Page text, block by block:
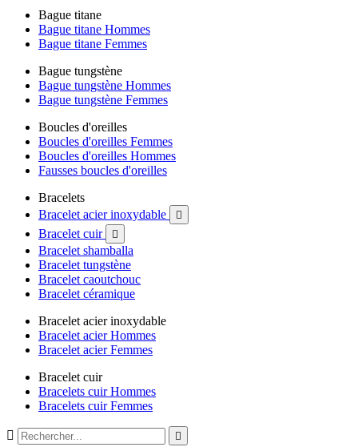
Bague titane
Bague titane Hommes
Bague titane Femmes
Bague tungstène
Bague tungstène Hommes
Bague tungstène Femmes
Boucles d'oreilles
Boucles d'oreilles Femmes
Boucles d'oreilles Hommes
Fausses boucles d'oreilles
Bracelets
Bracelet acier inoxydable

Bracelet cuir 
Bracelet shamballa
Bracelet tungstène
Bracelet caoutchouc
Bracelet céramique
Bracelet acier inoxydable
Bracelet acier Hommes
Bracelet acier Femmes
Bracelet cuir
Bracelets cuir Hommes
Bracelets cuir Femmes
 